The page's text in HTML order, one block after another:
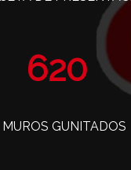
760
MUROS GUNITADOS